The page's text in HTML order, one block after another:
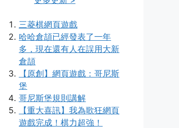
三菱棋網頁遊戲
哈哈倉頡已經發表了一年
多，現在還有人在誤用大新
倉頡
【原創】網頁遊戲：哥尼斯
堡
哥尼斯堡規則講解
【重大喜訊】我為歌狂網頁
遊戲完成！棋力超強！